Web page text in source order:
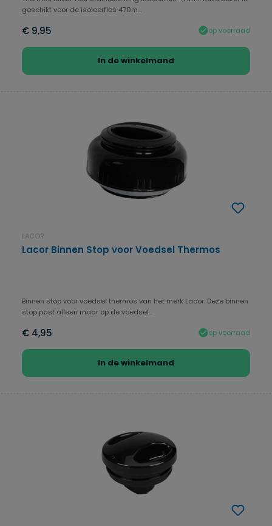
geschikt voor de isoleerfles 470m...
€ 9,95 op voorraad
In de winkelmand
LACOR
Lacor Binnen Stop voor Voedsel Thermos
Binnen stop voor voedsel thermos van het merk Lacor. Deze binnen
stop past alleen maar op de voedsel...
€ 4,95 op voorraad
In de winkelmand